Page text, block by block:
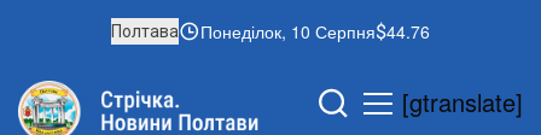
Полтава Понеділок, 10 Серпня 44.76
[gtranslate]